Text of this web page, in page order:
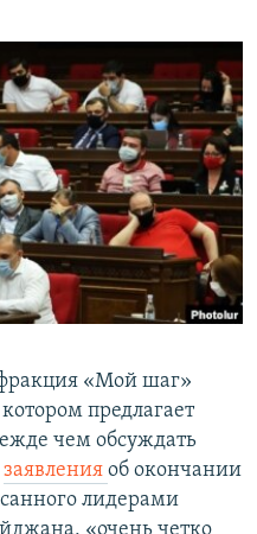
«Мой шаг»
предлагает
чем обсуждать
заявления об окончании
лидерами